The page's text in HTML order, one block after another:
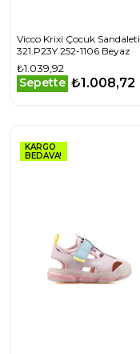
Vicco Krixi Çocuk Sandaleti
321.P23Y.252-1106 Beyaz
₺1.039,92
Sepette ₺1.008,72
KARGO
BEDAVA!